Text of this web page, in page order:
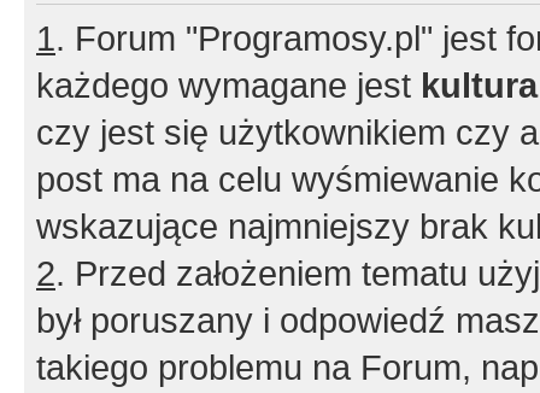
1. Forum "Programosy.pl" jest
każdego wymagane jest
czy jest się użytkownikiem czy
post ma na celu wyśmiewanie
wskazujące najmniejszy brak
2. Przed założeniem tematu
był poruszany i odpowiedź
takiego problemu na Forum,